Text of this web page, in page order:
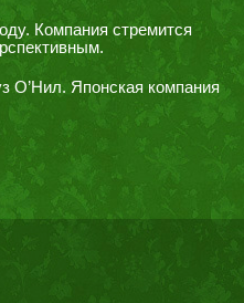
Компания стремится
О’Нил. Японская компания